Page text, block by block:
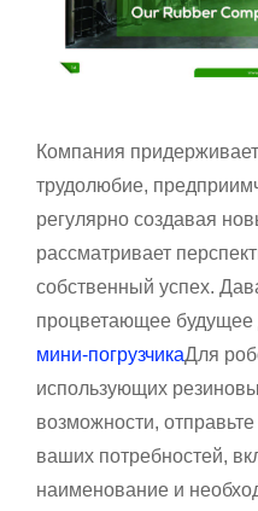
Компания
трудолюбие,
регулярно создавая
рассматривает
собственный успех.
процветающее будущее
мини-погрузчикаДля
использующих
возможности,
ваших потребностей,
наименование и